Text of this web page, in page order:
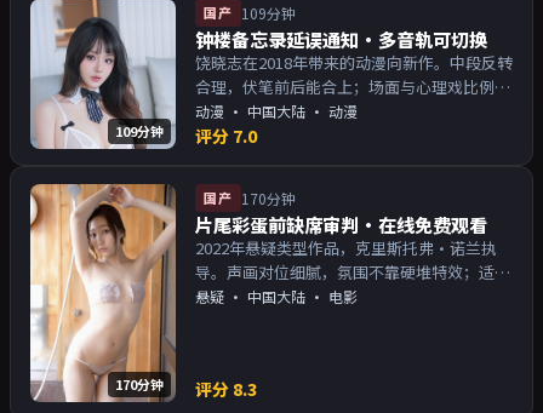
109分钟
国产 109分钟
钟楼备忘录延误通知·多音轨可切换
饶晓志在2018年带来的动漫向新作。中段反转
合理，伏笔前后能合上；场面与心理戏比例得
当。主演以演技派为主，适合喜欢强叙事与人
物关系的观众加入片单。
动漫 · 中国大陆 · 动漫
评分 7.0
170分钟
国产 170分钟
片尾彩蛋前缺席审判·在线免费观看
2022年悬疑类型作品，克里斯托弗·诺兰执
导。声画对位细腻，氛围不靠硬堆特效；适合
周末一口气追完。主演以演技派为主，适合喜
悬疑 · 中国大陆 · 电影
评分 8.3